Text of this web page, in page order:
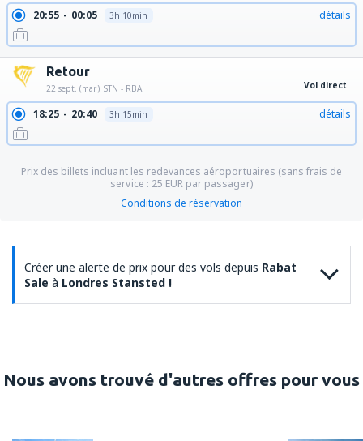
20:55 00:05 3h 10min détails
Retour
22 sept. (mar.) STN - RBA Vol direct
18:25 20:40 3h 15min détails
Prix des billets incluant les redevances aéroportuaires (sans frais de
service : 25 EUR par passager)
Conditions de réservation
Créer une alerte de prix pour des vols depuis Rabat
Sale à Londres Stansted !
Nous avons trouvé d'autres offres pour vous